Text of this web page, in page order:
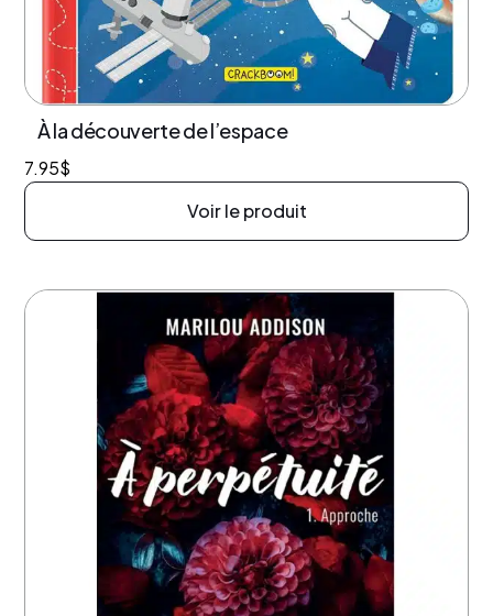
À la découverte de l’espace
7.95$
Voir le produit